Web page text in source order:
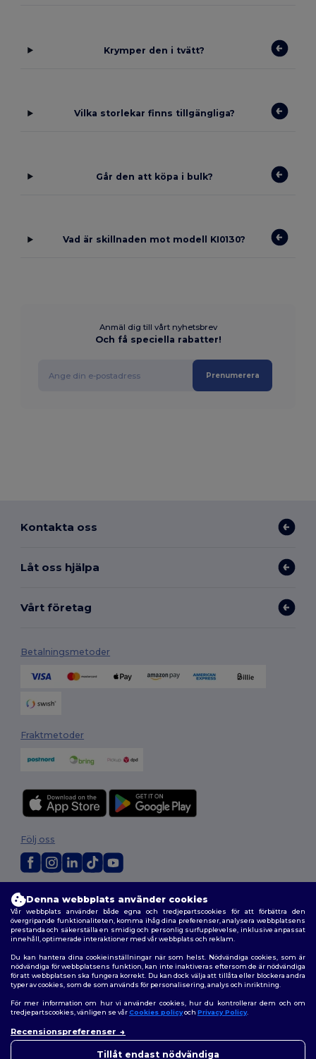
Krymper den i tvätt?
Vilka storlekar finns tillgängliga?
Går den att köpa i bulk?
Vad är skillnaden mot modell KI0130?
Anmäl dig till vårt nyhetsbrev
Och få speciella rabatter!
Prenumerera
Kontakta oss
Låt oss hjälpa
Vårt företag
Betalningsmetoder
Fraktmetoder
Allmänna Villkor|Anpassad policy | Integritetspolicy
Policy för cookies
|Karta över webbplatsen
Följ oss
Denna webbplats använder cookies
Vår webbplats använder både egna och tredjepartscookies för att förbättra den
övergripande funktionaliteten, komma ihåg dina preferenser, analysera webbplatsens
prestanda och säkerställa en smidig och personlig surfupplevelse, inklusive anpassat
innehåll, optimerade interaktioner med vår webbplats och reklam.
Du kan hantera dina cookieinställningar när som helst. Nödvändiga cookies, som är
nödvändiga för webbplatsens funktion, kan inte inaktiveras eftersom de är nödvändiga
för att webbplatsen ska fungera korrekt. Du kan dock välja att tillåta eller blockera andra
typer av cookies, som de som används för personalisering, analys och inriktning.
För mer information om hur vi använder cookies, hur du kontrollerar dem och om
tredjepartscookies, vänligen se vårCookies policyoch Privacy Policy.
Recensionspreferenser
Tillåt endast nödvändiga